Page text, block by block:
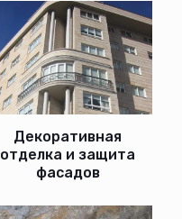
Декоративная
отделка и защита
фасадов